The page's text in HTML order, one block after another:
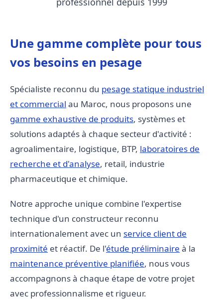
Une gamme complète pour tous
vos besoins en pesage
Spécialiste reconnu du pesage statique industriel
et commercial au Maroc, nous proposons une
gamme exhaustive de produits, systèmes et
solutions adaptés à chaque secteur d'activité :
agroalimentaire, logistique, BTP, laboratoires de
recherche et d'analyse, retail, industrie
pharmaceutique et chimique.
Notre approche unique combine l'expertise
technique d'un constructeur reconnu
internationalement avec un service client de
proximité et réactif. De l'étude préliminaire à la
maintenance préventive planifiée, nous vous
accompagnons à chaque étape de votre projet
avec professionnalisme et rigueur.